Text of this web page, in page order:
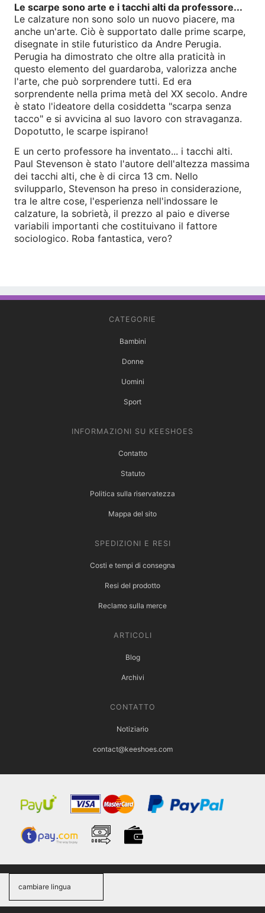
Le scarpe sono arte e i tacchi alti da professore...
Le calzature non sono solo un nuovo piacere, ma
anche un'arte. Ciò è supportato dalle prime scarpe,
disegnate in stile futuristico da Andre Perugia.
Perugia ha dimostrato che oltre alla praticità in
questo elemento del guardaroba, valorizza anche
l'arte, che può sorprendere tutti. Ed era
sorprendente nella prima metà del XX secolo. Andre
è stato l'ideatore della cosiddetta "scarpa senza
tacco" e si avvicina al suo lavoro con stravaganza.
Dopotutto, le scarpe ispirano!
E un certo professore ha inventato... i tacchi alti.
Paul Stevenson è stato l'autore dell'altezza massima
dei tacchi alti, che è di circa 13 cm. Nello
svilupparlo, Stevenson ha preso in considerazione,
tra le altre cose, l'esperienza nell'indossare le
calzature, la sobrietà, il prezzo al paio e diverse
variabili importanti che costituivano il fattore
sociologico. Roba fantastica, vero?
CATEGORIE
Bambini
Donne
Uomini
Sport
INFORMAZIONI SU KEESHOES
Contatto
Statuto
Politica sulla riservatezza
Mappa del sito
SPEDIZIONI E RESI
Costi e tempi di consegna
Resi del prodotto
Reclamo sulla merce
ARTICOLI
Blog
Archivi
CONTATTO
Notiziario
contact@keeshoes.com
cambiare lingua